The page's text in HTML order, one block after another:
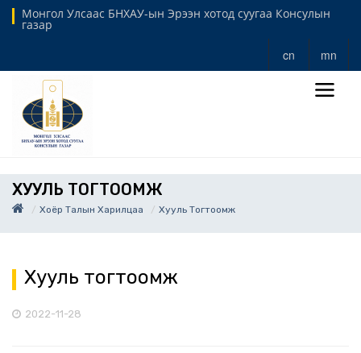
Монгол Улсаас БНХАУ-ын Эрээн хотод суугаа Консулын
газар
cn mn
ХУУЛЬ ТОГТООМЖ
Хоёр Талын Харилцаа Хууль Тогтоомж
Хууль тогтоомж
2022-11-28